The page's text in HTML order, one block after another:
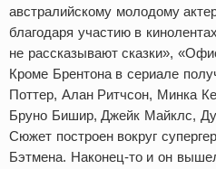
австралийскому молодому
благодаря участию в
не рассказывают сказки»,
Кроме Брентона в сериале
Поттер, Алан Ритчсон, Минка
Бруно Бишир, Джейк Майклс,
Сюжет построен вокруг
Бэтмена. Наконец-то и он